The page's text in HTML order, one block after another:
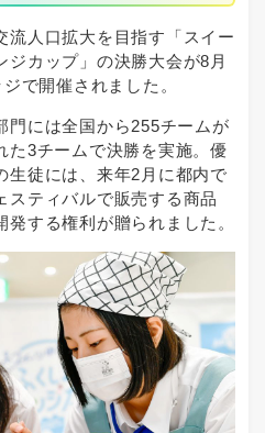
流人口拡大を目指す「スイー
ジカップ」の決勝大会が8月
で開催されました。
門には全国から255チームが
た3チームで決勝を実施。優
生徒には、来年2月に都内で
スティバルで販売する商品
する権利が贈られました。